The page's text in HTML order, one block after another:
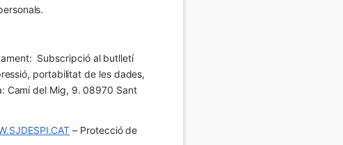
Subscripció al butlletí
portabilitat de les dades,
Camí del Mig, 9. 08970 Sant
– Protecció de